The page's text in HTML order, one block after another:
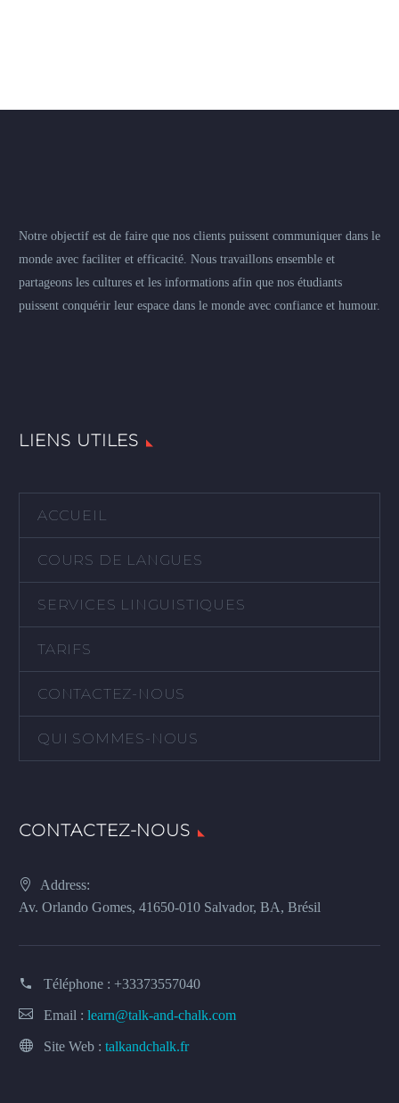
Notre objectif est de faire que nos clients puissent communiquer dans le
monde avec faciliter et efficacité. Nous travaillons ensemble et
partageons les cultures et les informations afin que nos étudiants
puissent conquérir leur espace dans le monde avec confiance et humour.
LIENS UTILES
ACCUEIL
COURS DE LANGUES
SERVICES LINGUISTIQUES
TARIFS
CONTACTEZ-NOUS
QUI SOMMES-NOUS
CONTACTEZ-NOUS
Address:
Av. Orlando Gomes, 41650-010 Salvador, BA, Brésil
Téléphone : +33373557040
Email : learn@talk-and-chalk.com
Site Web : talkandchalk.fr